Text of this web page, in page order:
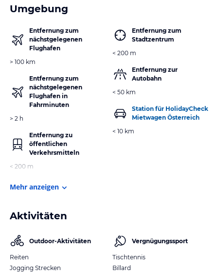
Umgebung
Entfernung zum
nächstgelegenen
Flughafen
> 100 km
Entfernung zum
nächstgelegenen
Flughafen in
Fahrminuten
> 2 h
Entfernung zu
öffentlichen
Verkehrsmitteln
< 200 m
Entfernung zum
Stadtzentrum
< 200 m
Entfernung zur
Autobahn
< 50 km
Station für HolidayCheck
Mietwagen Österreich
< 10 km
Mehr anzeigen
Aktivitäten
Outdoor-Aktivitäten
Reiten
Jogging Strecken
Vergnügungssport
Tischtennis
Billard